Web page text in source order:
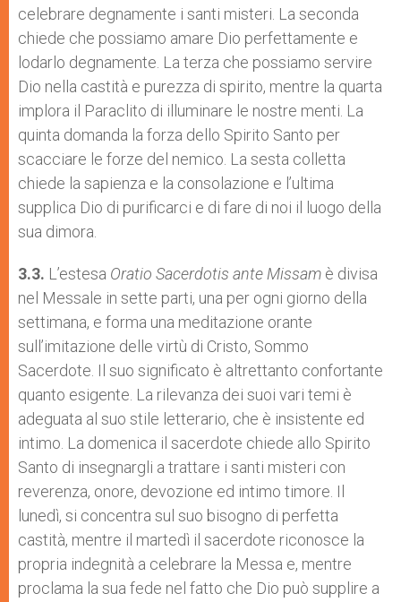
celebrare degnamente i santi misteri. La seconda
chiede che possiamo amare Dio perfettamente e
lodarlo degnamente. La terza che possiamo servire
Dio nella castità e purezza di spirito, mentre la quarta
implora il Paraclito di illuminare le nostre menti. La
quinta domanda la forza dello Spirito Santo per
scacciare le forze del nemico. La sesta colletta
chiede la sapienza e la consolazione e l’ultima
supplica Dio di purificarci e di fare di noi il luogo della
sua dimora.
3.3. L’estesa Oratio Sacerdotis ante Missam è divisa
nel Messale in sette parti, una per ogni giorno della
settimana, e forma una meditazione orante
sull’imitazione delle virtù di Cristo, Sommo
Sacerdote. Il suo significato è altrettanto confortante
quanto esigente. La rilevanza dei suoi vari temi è
adeguata al suo stile letterario, che è insistente ed
intimo. La domenica il sacerdote chiede allo Spirito
Santo di insegnargli a trattare i santi misteri con
reverenza, onore, devozione ed intimo timore. Il
lunedì, si concentra sul suo bisogno di perfetta
castità, mentre il martedì il sacerdote riconosce la
propria indegnità a celebrare la Messa e, mentre
proclama la sua fede nel fatto che Dio può supplire a